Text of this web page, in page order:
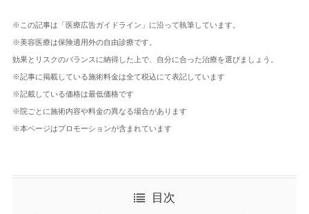
※この記事は「医療広告ガイドライン」に沿って執筆しています。
※美容医療は保険適用外の自由診療です。
効果とリスクのバランスに納得した上で、自分に合った治療を選びましょう。
※記事に掲載している施術料金は全て税込にて表記しています
※記載している価格は最低価格です
※院ごとに施術内容や料金の異なる場合があります
※本ページはプロモーションが含まれています
目次